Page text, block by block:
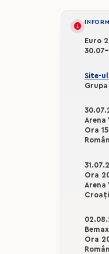
Euro
Site-
Grupa
Arena
Ora
Ora
Arena
Ora